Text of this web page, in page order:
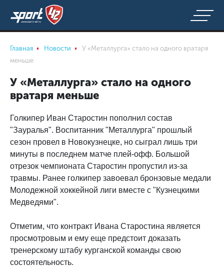
Главная Новости
У «Металлурга» стало на одного вратаря
меньше
У «Металлурга» стало на одного
вратаря меньше
Голкипер Иван Старостин пополнил состав
"Зауралья". Воспитанник "Металлурга" прошлый
сезон провел в Новокузнецке, но сыграл лишь три
минуты в последнем матче плей-офф. Большой
отрезок чемпионата Старостин пропустил из-за
травмы. Ранее голкипер завоевал бронзовые медали
Молодежной хоккейной лиги вместе с "Кузнецкими
Медведями".
Отметим, что контракт Ивана Старостина является
просмотровым и ему еще предстоит доказать
тренерскому штабу курганской команды свою
состоятельность.